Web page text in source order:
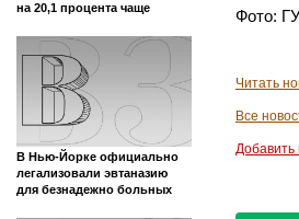
на 20,1 процента чаще
В Нью-Йорке официально
легализовали эвтаназию
для безнадежно больных
Фото:
Читать
Все
Добавить